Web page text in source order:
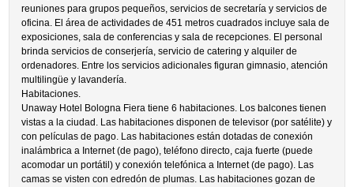
reuniones para grupos pequeños, servicios de secretaría y servicios de
oficina. El área de actividades de 451 metros cuadrados incluye sala de
exposiciones, sala de conferencias y sala de recepciones. El personal
brinda servicios de conserjería, servicio de catering y alquiler de
ordenadores. Entre los servicios adicionales figuran gimnasio, atención
multilingüe y lavandería.
Habitaciones.
Unaway Hotel Bologna Fiera tiene 6 habitaciones. Los balcones tienen
vistas a la ciudad. Las habitaciones disponen de televisor (por satélite) y
con películas de pago. Las habitaciones están dotadas de conexión
inalámbrica a Internet (de pago), teléfono directo, caja fuerte (puede
acomodar un portátil) y conexión telefónica a Internet (de pago). Las
camas se visten con edredón de plumas. Las habitaciones gozan de